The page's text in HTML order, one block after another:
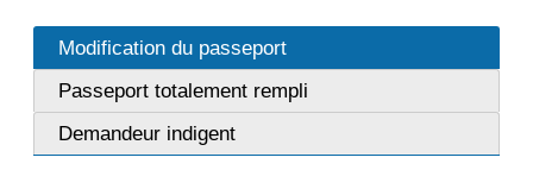
Modification du passeport
Passeport totalement rempli
Demandeur indigent